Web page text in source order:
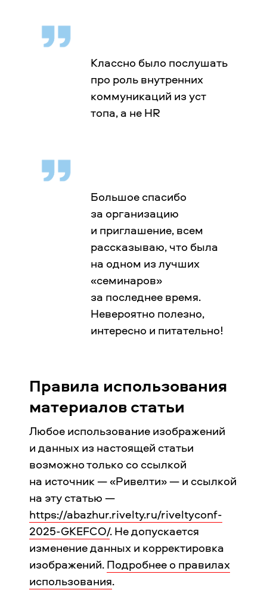
Классно было послушать
про роль внутренних
коммуникаций из уст
топа, а не HR
Большое спасибо
за организацию
и приглашение, всем
рассказываю, что была
на одном из лучших
«семинаров»
за последнее время.
Невероятно полезно,
интересно и питательно!
Правила использования
материалов статьи
Любое использование изображений
и данных из настоящей статьи
возможно только со ссылкой
на источник — «Ривелти» — и ссылкой
на эту статью —
https://abazhur.rivelty.ru/riveltyconf-
2025-GKEFCO/. Не допускается
изменение данных и корректировка
изображений.Подробнее о правилах
использования.